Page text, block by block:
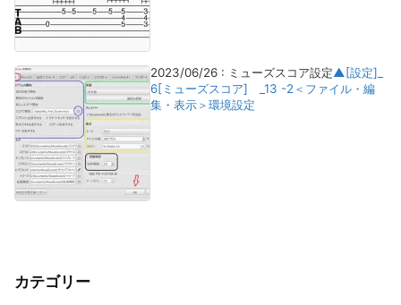
2023/06/26 : ミューズスコア設定▲[設定]_
6[ミューズスコア] _13 -2＜ファイル・編
集・表示＞環境設定
カテゴリー